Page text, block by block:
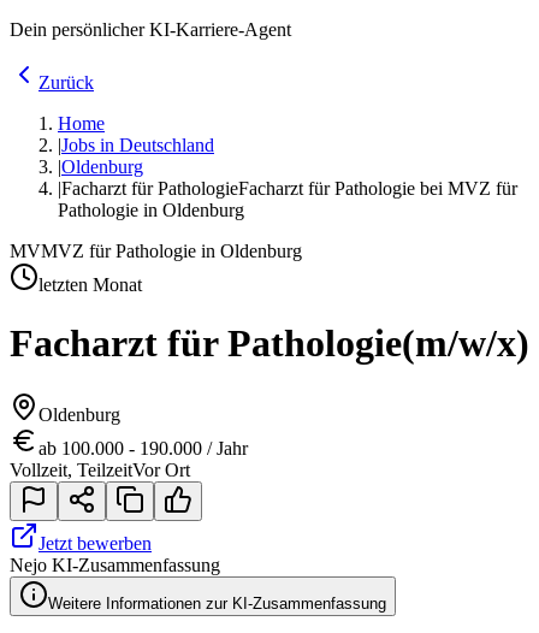
Dein persönlicher KI-Karriere-Agent
Zurück
Home
|Jobs in Deutschland
|Oldenburg
|Facharzt für PathologieFacharzt für Pathologie bei MVZ für
Pathologie in Oldenburg
MVMVZ für Pathologie in Oldenburg
letzten Monat
Facharzt für Pathologie(m/w/x)
Oldenburg
ab 100.000 - 190.000 / Jahr
Vollzeit, TeilzeitVor Ort
Jetzt bewerben
Nejo KI-Zusammenfassung
Weitere Informationen zur KI-Zusammenfassung